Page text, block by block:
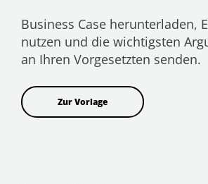
Business Case herunterladen,
nutzen und die wichtigsten
an Ihren Vorgesetzten senden.
Zur Vorlage